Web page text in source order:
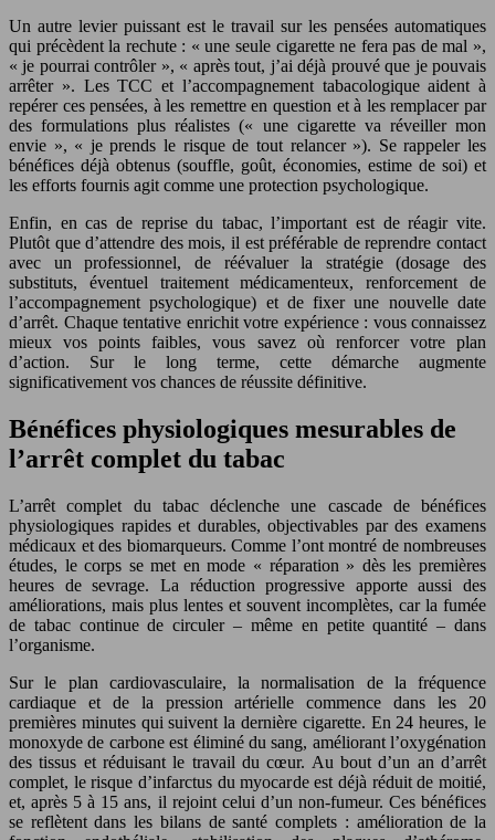
Un autre levier puissant est le travail sur les pensées automatiques
qui précèdent la rechute : « une seule cigarette ne fera pas de mal »,
« je pourrai contrôler », « après tout, j’ai déjà prouvé que je pouvais
arrêter ». Les TCC et l’accompagnement tabacologique aident à
repérer ces pensées, à les remettre en question et à les remplacer par
des formulations plus réalistes (« une cigarette va réveiller mon
envie », « je prends le risque de tout relancer »). Se rappeler les
bénéfices déjà obtenus (souffle, goût, économies, estime de soi) et
les efforts fournis agit comme une protection psychologique.
Enfin, en cas de reprise du tabac, l’important est de réagir vite.
Plutôt que d’attendre des mois, il est préférable de reprendre contact
avec un professionnel, de réévaluer la stratégie (dosage des
substituts, éventuel traitement médicamenteux, renforcement de
l’accompagnement psychologique) et de fixer une nouvelle date
d’arrêt. Chaque tentative enrichit votre expérience : vous connaissez
mieux vos points faibles, vous savez où renforcer votre plan
d’action. Sur le long terme, cette démarche augmente
significativement vos chances de réussite définitive.
Bénéfices physiologiques mesurables de
l’arrêt complet du tabac
L’arrêt complet du tabac déclenche une cascade de bénéfices
physiologiques rapides et durables, objectivables par des examens
médicaux et des biomarqueurs. Comme l’ont montré de nombreuses
études, le corps se met en mode « réparation » dès les premières
heures de sevrage. La réduction progressive apporte aussi des
améliorations, mais plus lentes et souvent incomplètes, car la fumée
de tabac continue de circuler – même en petite quantité – dans
l’organisme.
Sur le plan cardiovasculaire, la normalisation de la fréquence
cardiaque et de la pression artérielle commence dans les 20
premières minutes qui suivent la dernière cigarette. En 24 heures, le
monoxyde de carbone est éliminé du sang, améliorant l’oxygénation
des tissus et réduisant le travail du cœur. Au bout d’un an d’arrêt
complet, le risque d’infarctus du myocarde est déjà réduit de moitié,
et, après 5 à 15 ans, il rejoint celui d’un non-fumeur. Ces bénéfices
se reflètent dans les bilans de santé complets : amélioration de la